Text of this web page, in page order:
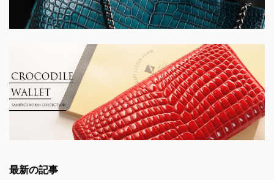
最新の記事